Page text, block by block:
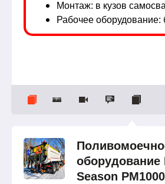
Монтаж: в кузов
Рабочее
оборудование
Season